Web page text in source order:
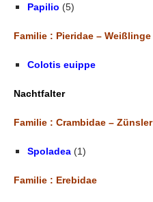
Papilio (5)
Familie : Pieridae – Weißlinge
Colotis euippe
Nachtfalter
Familie : Crambidae – Zünsler
Spoladea (1)
Familie : Erebidae